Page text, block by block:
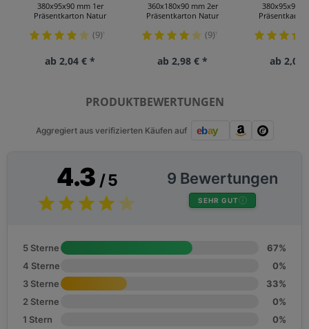
380x95x90 mm 1er
Präsentkarton Natur
(9)¹
ab 2,04 € *
360x180x90 mm 2er
Präsentkarton Natur
(9)¹
ab 2,98 € *
380x95x90
ab 2,04
PRODUKTBEWERTUNGEN
Aggregiert aus verifizierten Käufen auf
4.3 / 5 9 Bewertungen
SEHR GUT
5 Sterne
67%
4 Sterne
0%
3 Sterne
33%
2 Sterne
0%
1 Stern
0%